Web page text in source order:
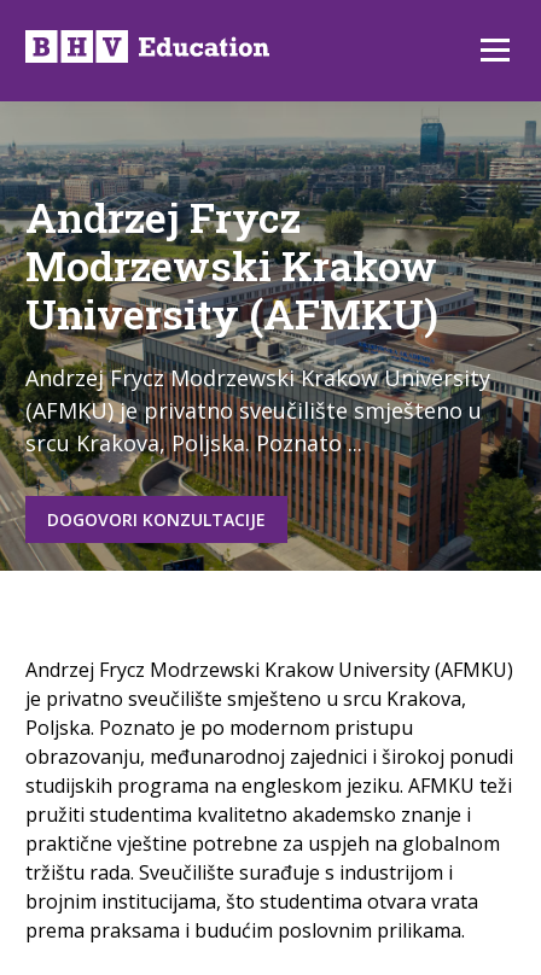
sadržaj
Andrzej Frycz
Modrzewski Krakow
University (AFMKU)
Andrzej Frycz Modrzewski Krakow University
(AFMKU) je privatno sveučilište smješteno u
srcu Krakova, Poljska. Poznato ...
DOGOVORI KONZULTACIJE
Andrzej Frycz Modrzewski Krakow University (AFMKU)
je privatno sveučilište smješteno u srcu Krakova,
Poljska. Poznato je po modernom pristupu
obrazovanju, međunarodnoj zajednici i širokoj ponudi
studijskih programa na engleskom jeziku. AFMKU teži
pružiti studentima kvalitetno akademsko znanje i
praktične vještine potrebne za uspjeh na globalnom
tržištu rada. Sveučilište surađuje s industrijom i
brojnim institucijama, što studentima otvara vrata
prema praksama i budućim poslovnim prilikama.